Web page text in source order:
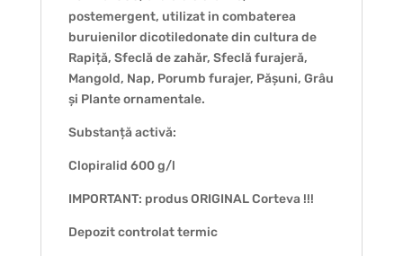
postemergent, utilizat in combaterea
buruienilor dicotiledonate din cultura de
Rapiță, Sfeclă de zahăr, Sfeclă furajeră,
Mangold, Nap, Porumb furajer, Pășuni, Grâu
și Plante ornamentale.
Substanță activă:
Clopiralid 600 g/l
IMPORTANT: produs ORIGINAL Corteva !!!
Depozit controlat termic